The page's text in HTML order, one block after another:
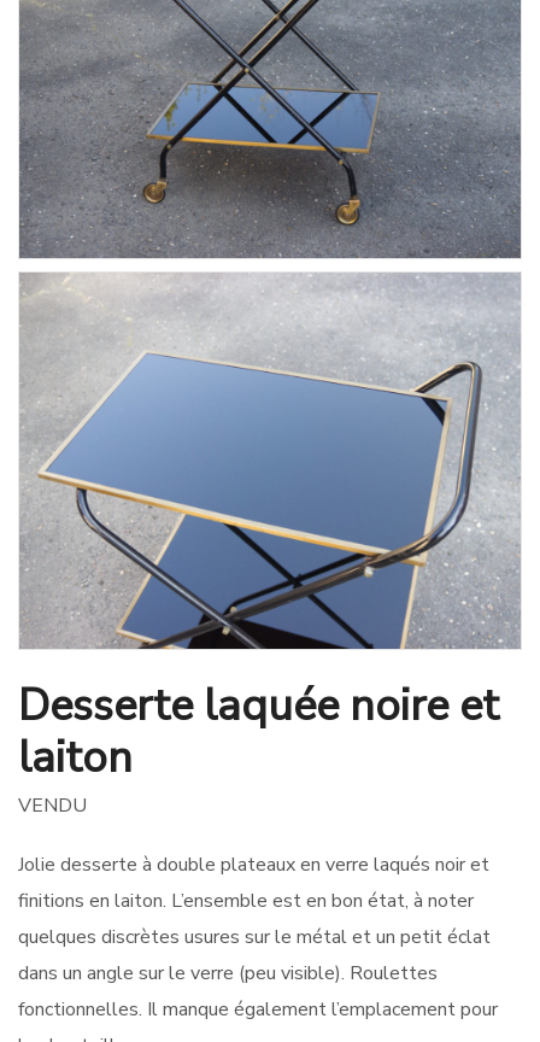
Desserte laquée noire et
laiton
VENDU
Jolie desserte à double plateaux en verre laqués noir et
finitions en laiton. L’ensemble est en bon état, à noter
quelques discrètes usures sur le métal et un petit éclat
dans un angle sur le verre (peu visible). Roulettes
fonctionnelles. Il manque également l’emplacement pour